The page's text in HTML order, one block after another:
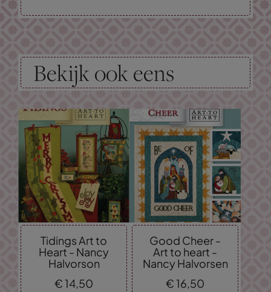
Bekijk ook eens
Tidings Art to
Heart - Nancy
Halvorson
€14,50
Good Cheer -
Art to heart -
Nancy Halvorsen
€16,50